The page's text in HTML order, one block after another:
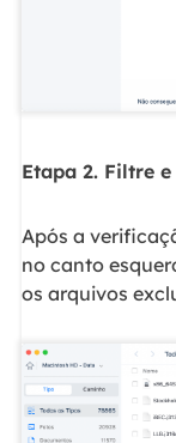
Etapa 2. Filtre
Após a
no canto
os arquivos